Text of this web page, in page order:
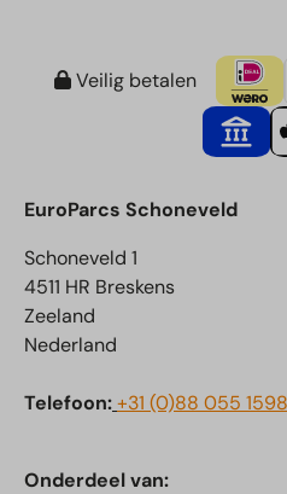
Veilig betalen
EuroParcs Schoneveld
Schoneveld 1
4511 HR Breskens
Zeeland
Nederland
Telefoon:+31 (0)88 055 1598
Onderdeel van: